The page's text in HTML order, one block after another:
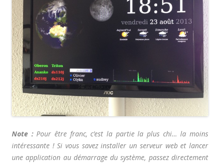
Note :Pour être franc, c’est la partie la plus chi… la moins
intéressante ! Si vous savez installer un serveur web et lancer
une application au démarrage du système, passez directement